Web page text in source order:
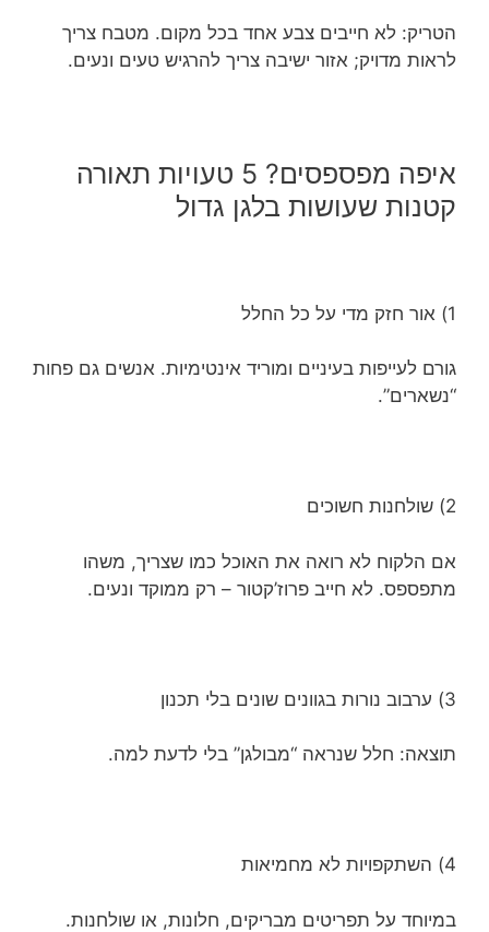
הטריק: לא חייבים צבע אחד בכל מקום. מטבח צריך
לראות מדויק; אזור ישיבה צריך להרגיש טעים ונעים.
איפה מפספסים? 5 טעויות תאורה
קטנות שעושות בלגן גדול
1) אור חזק מדי על כל החלל
גורם לעייפות בעיניים ומוריד אינטימיות. אנשים גם פחות
“נשארים”.
2) שולחנות חשוכים
אם הלקוח לא רואה את האוכל כמו שצריך, משהו
מתפספס. לא חייב פרוז’קטור – רק ממוקד ונעים.
3) ערבוב נורות בגוונים שונים בלי תכנון
תוצאה: חלל שנראה “מבולגן” בלי לדעת למה.
4) השתקפויות לא מחמיאות
במיוחד על תפריטים מבריקים, חלונות, או שולחנות.